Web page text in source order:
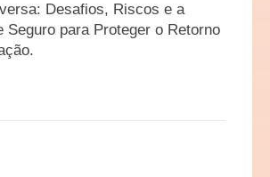
Desafios, Riscos e a
Seguro para Proteger o Retorno